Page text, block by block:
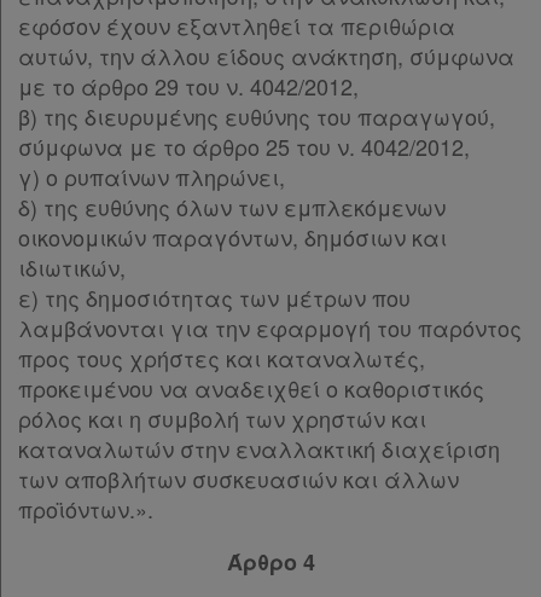
εφόσον έχουν εξαντληθεί τα περιθώρια
αυτών, την άλλου είδους ανάκτηση, σύμφωνα
με το άρθρο 29 του ν. 4042/2012,
β) της διευρυμένης ευθύνης του παραγωγού,
σύμφωνα με το άρθρο 25 του ν. 4042/2012,
γ) ο ρυπαίνων πληρώνει,
δ) της ευθύνης όλων των εμπλεκόμενων
οικονομικών παραγόντων, δημόσιων και
ιδιωτικών,
ε) της δημοσιότητας των μέτρων που
λαμβάνονται για την εφαρμογή του παρόντος
προς τους χρήστες και καταναλωτές,
προκειμένου να αναδειχθεί ο καθοριστικός
ρόλος και η συμβολή των χρηστών και
καταναλωτών στην εναλλακτική διαχείριση
των αποβλήτων συσκευασιών και άλλων
προϊόντων.».
Άρθρο 4